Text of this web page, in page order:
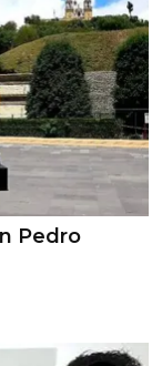
Pedro